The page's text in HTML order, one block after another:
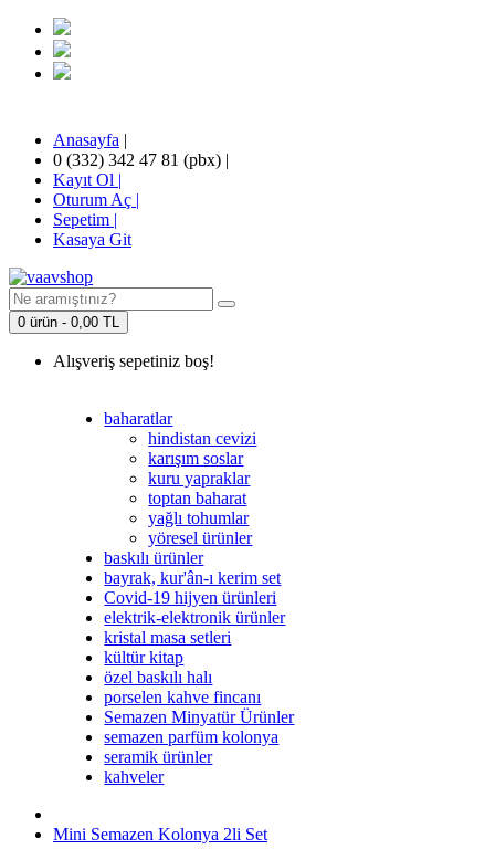
Anasayfa |
0 (332) 342 47 81 (pbx) |
Kayıt Ol |
Oturum Aç |
Sepetim |
Kasaya Git
0 ürün - 0,00 TL
Alışveriş sepetiniz boş!
baharatlar
hindistan cevizi
karışım soslar
kuru yapraklar
toptan baharat
yağlı tohumlar
yöresel ürünler
baskılı ürünler
bayrak, kur'ân-ı kerim set
Covid-19 hijyen ürünleri
elektrik-elektronik ürünler
kristal masa setleri
kültür kitap
özel baskılı halı
porselen kahve fincanı
Semazen Minyatür Ürünler
semazen parfüm kolonya
seramik ürünler
kahveler
Mini Semazen Kolonya 2li Set